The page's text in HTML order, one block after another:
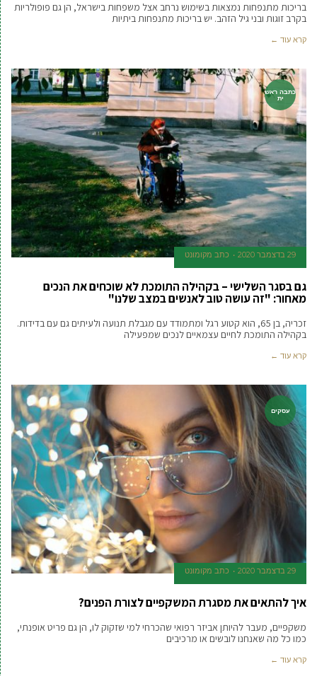
בריכות מתנפחות נמצאות בשימוש נרחב אצל משפחות בישראל, הן גם פופולריות
בקרב זוגות ובני גיל הזהב. יש בריכות מתנפחות ביתיות
קרא עוד ←
כתבה ראש
ית
29 בדצמבר 2020 כתב מקומונט
גם בסגר השלישי – בקהילה התומכת לא שוכחים את הנכים
מאחור: "זה עושה טוב לאנשים במצב שלנו"
זכריה, בן 65, הוא קטוע רגל ומתמודד עם מגבלת תנועה ולעיתים גם עם בדידות.
בקהילה התומכת לחיים עצמאיים לנכים שמפעילה
קרא עוד ←
עסקים
29 בדצמבר 2020 כתב מקומונט
איך להתאים את מסגרת המשקפיים לצורת הפנים?
משקפיים, מעבר להיותן אביזר רפואי שהכרחי למי שזקוק לו, הן גם פריט אופנתי,
כמו כל מה שאנחנו לובשים או מרכיבים
קרא עוד ←